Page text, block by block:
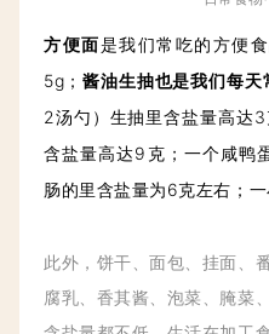
方便面是我们常吃的方便
5g； 酱油生抽也是我们每天
2汤勺）生抽里含盐量高达
含盐量高达9克；一个咸鸭
肠的里含盐量为6克左右；
此外 ，饼干、面包、挂面、
腐乳、香其酱、泡菜、腌菜、